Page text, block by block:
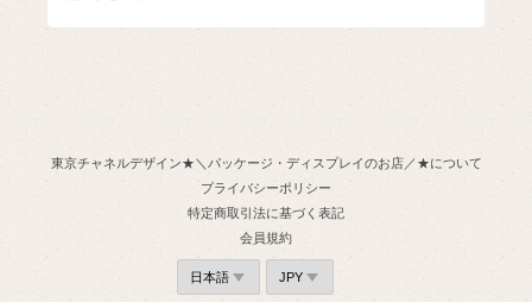
東京チャネルデザイン★＼パッケージ・ディスプレイのお店／★について
プライバシーポリシー
特定商取引法に基づく表記
会員規約